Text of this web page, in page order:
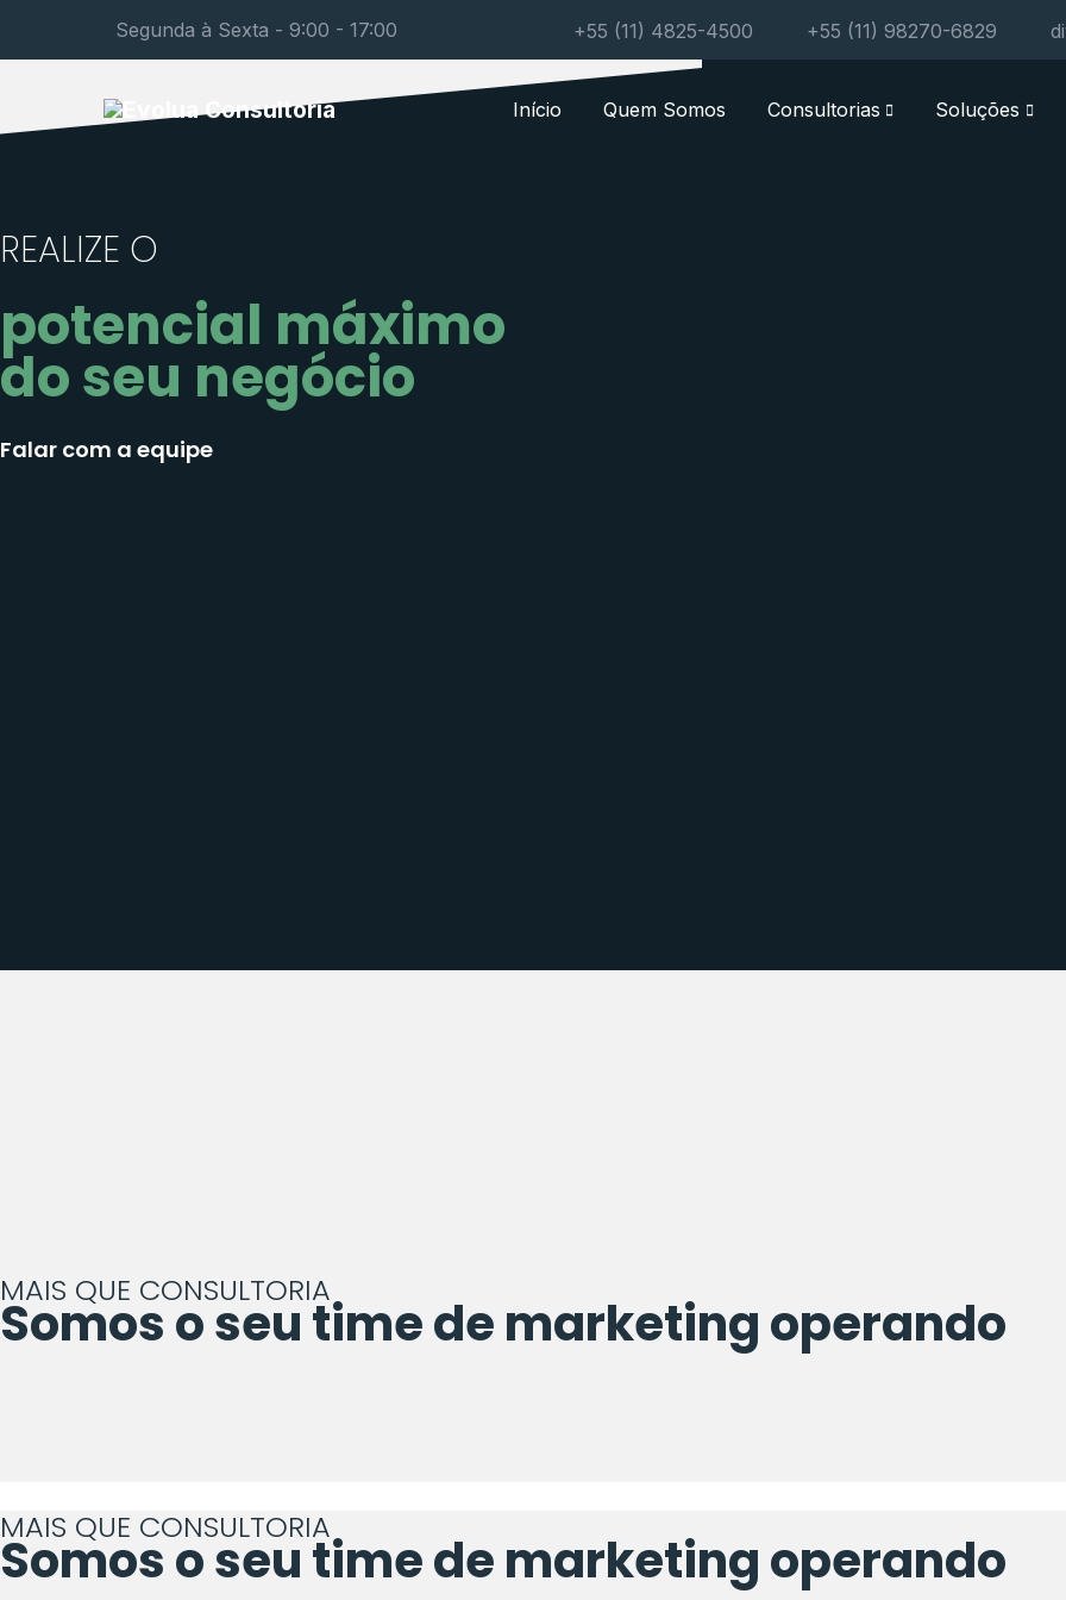
Segunda à Sexta - 9:00 - 17:00 +55 (11) 4825-4500 +55 (11) 98270-6829
Início Quem Somos Consultorias Soluções
REALIZE O
potencial máximo
do seu negócio
Falar com a equipe
MAIS QUE CONSULTORIA
Somos o seutime de marketingoperando
MAIS QUE CONSULTORIA
Somos o seutime de marketingoperando